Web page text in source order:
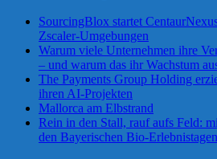
SourcingBlox startet
Zscaler-Umgebungen
Warum viele Unternehmen ihre
– und warum das ihr Wachstum
The Payments Group Holding
ihren AI-Projekten
Mallorca am Elbstrand
Rein in den Stall, rauf aufs Feld:
den Bayerischen Bio-Erlebnistagen